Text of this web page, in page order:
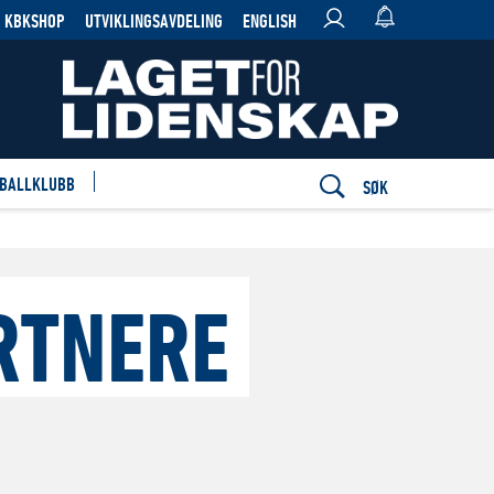
KBKSHOP UTVIKLINGSAVDELING ENGLISH
SØK